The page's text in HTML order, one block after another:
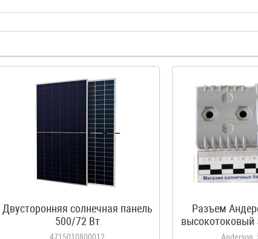
Двусторонняя солнечная панель
500/72 Вт
Разъем
высокотоковый